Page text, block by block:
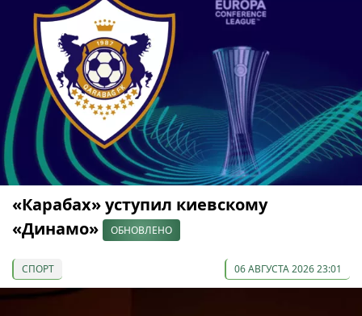
«Карабах» уступил киевскому
«Динамо»
ОБНОВЛЕНО
СПОРТ 06 АВГУСТА 2026 23:01